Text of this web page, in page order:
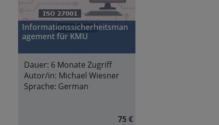
Informationssicherheitsman
agement für KMU
Dauer: 6 Monate Zugriff
Autor/in: Michael Wiesner
Sprache: German
75 €